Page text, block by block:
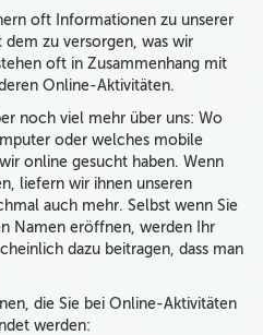
oft Informationen zu unserer
zu versorgen, was wir
oft in Zusammenhang mit
Online-Aktivitäten.
noch viel mehr über uns: Wo
oder welches mobile
online gesucht haben. Wenn
liefern wir ihnen unseren
auch mehr. Selbst wenn Sie
Namen eröffnen, werden Ihr
dazu beitragen, dass man
die Sie bei Online-Aktivitäten
werden: